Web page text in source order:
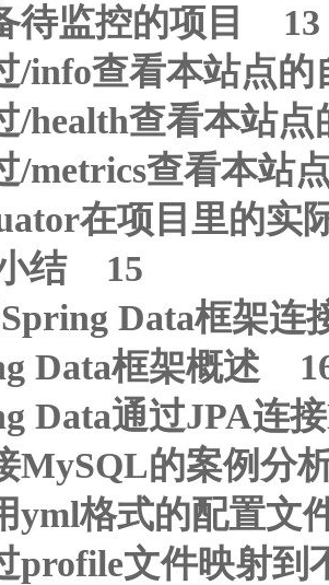
待监控的项目 13
/info查看本站点
/health查看本站
/metrics查看本站
在项目里的
结 15
Data框架
Data框架概述
Data通过JPA连
MySQL的案例分
yml格式的配置
profile文件映射